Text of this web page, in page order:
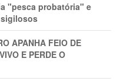
"pesca probatória" e
APANHA FEIO DE
E PERDE O